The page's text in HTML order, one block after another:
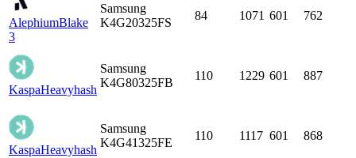
AlephiumBlake
3
Samsung
K4G20325FS
84 1071 601 762
KaspaHeavyhash
Samsung
K4G80325FB
110 1229 601 887
KaspaHeavyhash
Samsung
K4G41325FE
110 1117 601 868